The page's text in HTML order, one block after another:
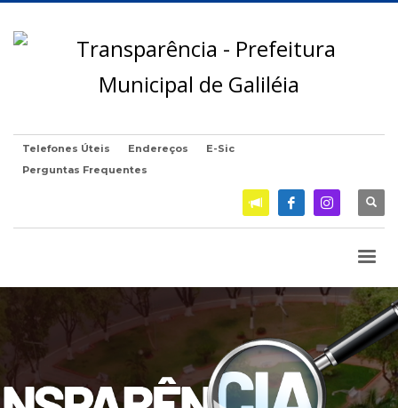
Telefones Úteis Endereços
E-Sic
Perguntas Frequentes